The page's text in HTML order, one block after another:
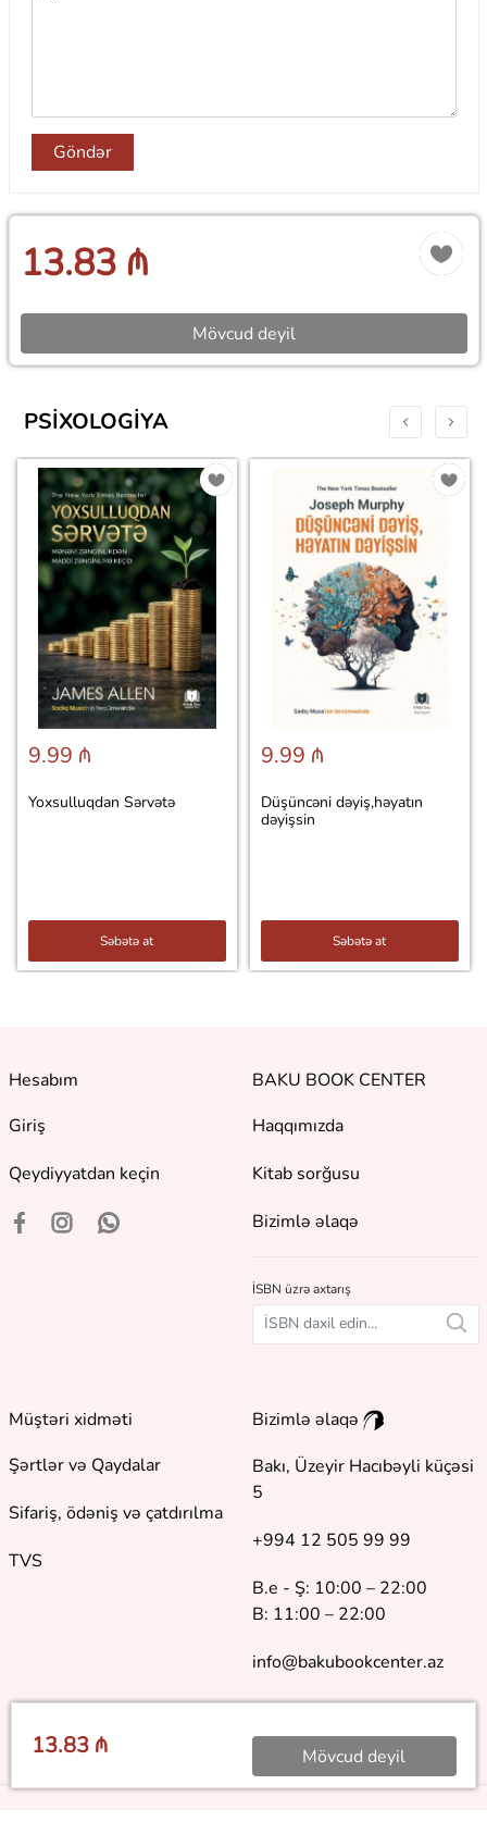
Göndər
13.83 ₼
Mövcud deyil
13.83 ₼ Mövcud deyil
PSIXOLOGIYA
9.99 ₼
Yoxsulluqdan Sərvətə
Səbətə at
9.99 ₼
Düşüncəni dəyiş,həyatın
dəyişsin
Səbətə at
Hesabım
Giriş
Qeydiyyatdan keçin
BAKU BOOK CENTER
Haqqımızda
Kitab sorğusu
Bizimlə əlaqə
İSBN üzrə axtarış
Müştəri xidməti
Şərtlər və Qaydalar
Sifariş, ödəniş və çatdırılma
TVS
Bizimlə əlaqə
Bakı, Üzeyir Hacıbəyli küçəsi
5
+994 12 505 99 99
B.e - Ş: 10:00 – 22:00
B: 11:00 – 22:00
info@bakubookcenter.az